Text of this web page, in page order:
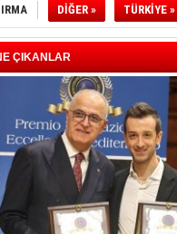
DİĞER » TÜRKİYE »
ÇIKANLAR